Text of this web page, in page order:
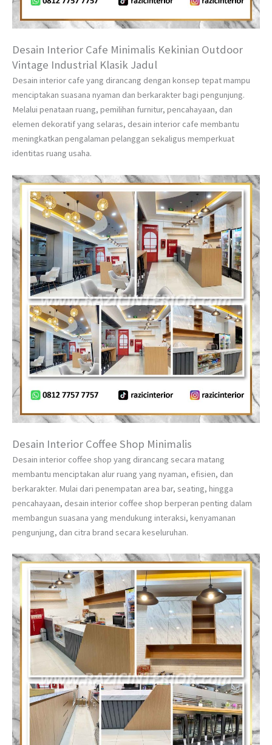
Desain Interior Cafe Minimalis Kekinian Outdoor
Vintage Industrial Klasik Jadul
Desain interior cafe yang dirancang dengan konsep tepat mampu
menciptakan suasana nyaman dan berkarakter bagi pengunjung.
Melalui penataan ruang, pemilihan furnitur, pencahayaan, dan
elemen dekoratif yang selaras, desain interior cafe membantu
meningkatkan pengalaman pelanggan sekaligus memperkuat
identitas ruang usaha.
Desain Interior Coffee Shop Minimalis
Desain interior coffee shop yang dirancang secara matang
membantu menciptakan alur ruang yang nyaman, efisien, dan
berkarakter. Mulai dari penempatan area bar, seating, hingga
pencahayaan, desain interior coffee shop berperan penting dalam
membangun suasana yang mendukung interaksi, kenyamanan
pengunjung, dan citra brand secara keseluruhan.